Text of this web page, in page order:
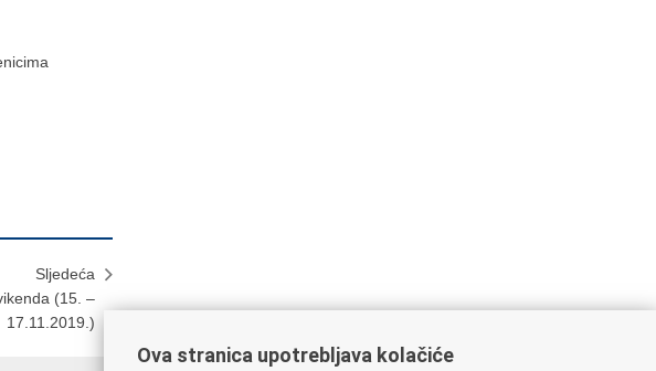
Sljedeća
(15. –
17.11.2019.)
Ova stranica upotrebljava kolačiće